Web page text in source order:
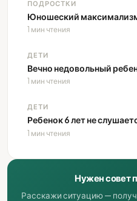
ПОДРОСТКИ
Юношеский
1 мин чтения
ДЕТИ
Вечно недовольный
1 мин чтения
ДЕТИ
Ребенок 6 лет не
1 мин чтения
Нужен совет
Расскажи ситуацию —